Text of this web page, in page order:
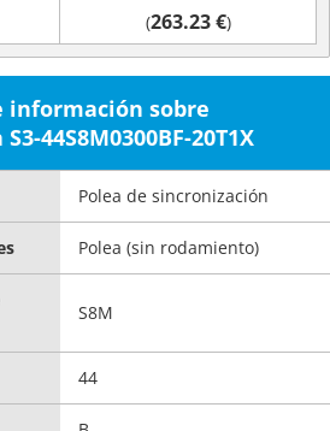
(263.23 €)
información sobre
44S8M0300BF-20T1X
Polea de sincronización
Polea (sin rodamiento)
S8M
44